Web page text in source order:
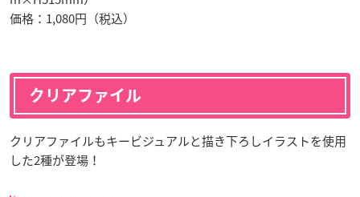
価格：1,080円（税込）
クリアファイル
クリアファイルもキービジュアルと描き下ろしイラストを使用
した2種が登場！